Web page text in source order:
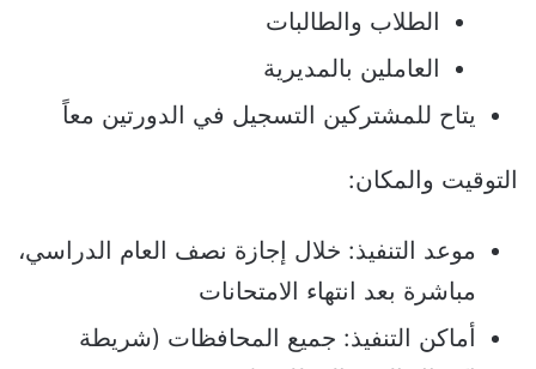
الطلاب والطالبات
العاملين بالمديرية
يتاح للمشتركين التسجيل في الدورتين معاً
التوقيت والمكان:
موعد التنفيذ: خلال إجازة نصف العام الدراسي،
مباشرة بعد انتهاء الامتحانات
أماكن التنفيذ: جميع المحافظات (شريطة